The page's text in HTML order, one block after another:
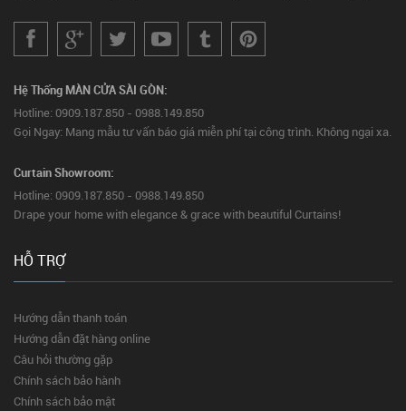
Hệ Thống MÀN CỬA SÀI GÒN:
Hotline: 0909.187.850 - 0988.149.850
Gọi Ngay: Mang mẫu tư vấn báo giá miễn phí tại công trình. Không ngại xa.
Curtain Showroom:
Hotline: 0909.187.850 - 0988.149.850
Drape your home with elegance & grace with beautiful Curtains!
HỖ TRỢ
Hướng dẫn thanh toán
Hướng dẫn đặt hàng online
Câu hỏi thường gặp
Chính sách bảo hành
Chính sách bảo mật